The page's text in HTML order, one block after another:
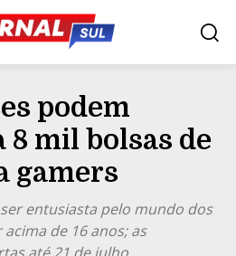
podem
8 mil bolsas de
gamers
entusiasta pelo mundo dos
de 16 anos; as
até 21 de julho